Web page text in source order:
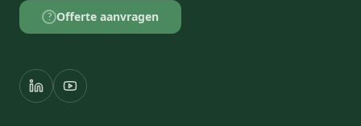
? Offerte aanvragen